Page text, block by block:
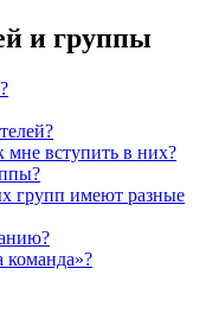
и группы
мне вступить в них?
групп имеют разные
команда»?